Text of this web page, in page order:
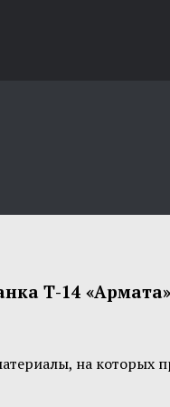
Т-14 «Армата»
на которых